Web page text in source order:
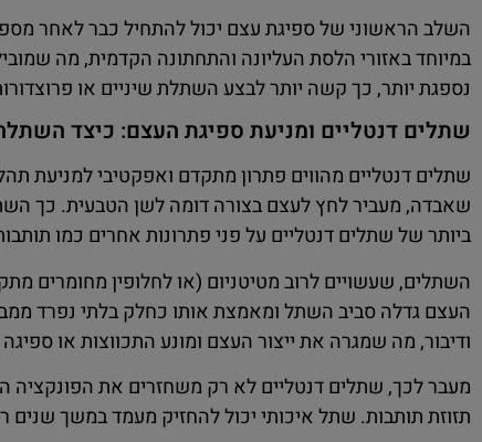
השלב הראשוני של ספיגת עצם יכול להתחיל כבר לאחר
במיוחד באזורי הלסת העליונה והתחתונה הקדמית, מה
נספגת יותר, כך קשה יותר לבצע השתלת שיניים או
שתלים דנטליים ומניעת ספיגת העצם: כיצד
שתלים דנטליים מהווים פתרון מתקדם ואפקטיבי
שאבדה, מעביר לחץ לעצם בצורה דומה לשן הטבעית. כך
ביותר של שתלים דנטליים על פני פתרונות אחרים כמו
השתלים, שעשויים לרוב מטיטניום (או לחלופין מחומרים
העצם גדלה סביב השתל ומאמצת אותו כחלק בלתי נפרד
ודיבור, מה שמגרה את ייצור העצם ומונע התכווצות או
מעבר לכך, שתלים דנטליים לא רק משחזרים את הפונקציה
תזוזת תותבות. שתל איכותי יכול להחזיק מעמד במשך שנים